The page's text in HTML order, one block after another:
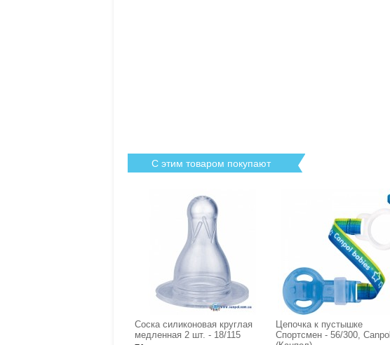
С этим товаром покупают
Соска силиконовая круглая
медленная 2 шт. - 18/115
Цепочка к пустышке
Спортсмен - 56/300, Canpol